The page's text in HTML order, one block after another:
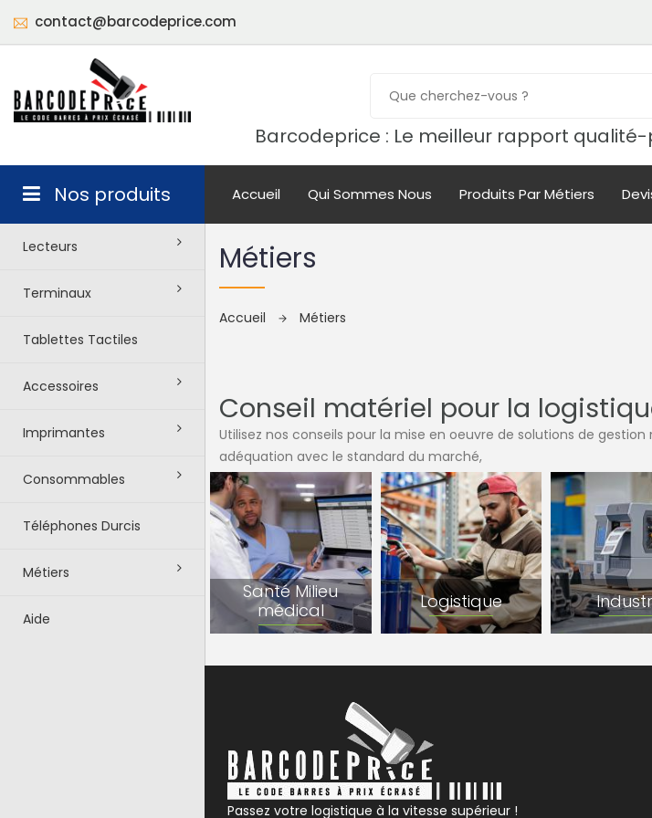
contact@barcodeprice.com
Barcodeprice : Le meilleur rapport
Nos produits
Lecteurs
Terminaux
Tablettes Tactiles
Accessoires
Imprimantes
Consommables
Téléphones Durcis
Métiers
Aide
Accueil Qui Sommes Nous Produits Par Métiers
Métiers
Accueil Métiers
Conseil matériel pour la
Utilisez nos conseils pour la mise en oeuvre de solutions de
adéquation avec le standard du marché,
Santé Milieu
médical
Logistique
Passez votre logistique à la vitesse supérieur !